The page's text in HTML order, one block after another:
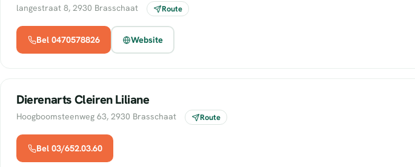
langestraat 8, 2930 Brasschaat Route
Bel 0470578826 Website
Dierenarts Cleiren Liliane
Hoogboomsteenweg 63, 2930 Brasschaat Route
Bel 03/652.03.60